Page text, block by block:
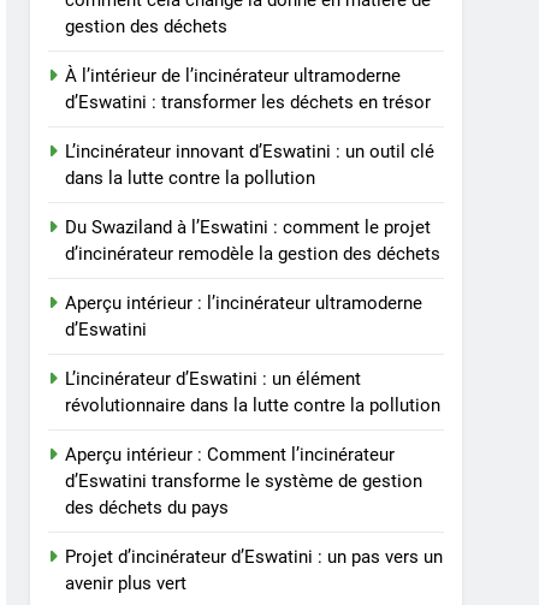
dans la lutte contre la
AIO
7
Aperçu intérieur :
d’Eswatini transforme le
système de gestion des
déchets du pays
AIO
8
Projet d’incinérateur
avenir plus vert
AIO
gestion des déchets
À l’intérieur de l’incinérateur ultramoderne
d’Eswatini : transformer les déchets en trésor
L’incinérateur innovant d’Eswatini : un outil clé
dans la lutte contre la pollution
Du Swaziland à l’Eswatini : comment le projet
d’incinérateur remodèle la gestion des déchets
Aperçu intérieur : l’incinérateur ultramoderne
d’Eswatini
L’incinérateur d’Eswatini : un élément
révolutionnaire dans la lutte contre la pollution
Aperçu intérieur : Comment l’incinérateur
d’Eswatini transforme le système de gestion
des déchets du pays
Projet d’incinérateur d’Eswatini : un pas vers un
avenir plus vert